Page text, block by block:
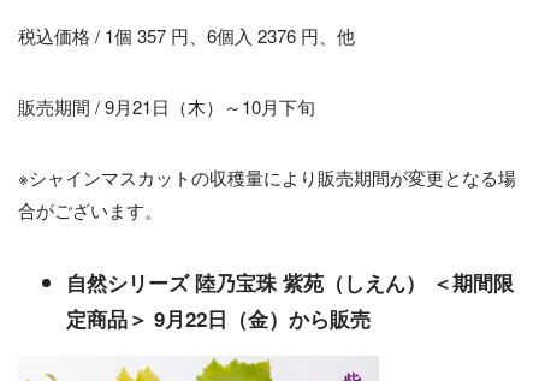
税込価格 / 1個 357 円、6個入 2376 円、他
販売期間 / 9月21日（木）～10月下旬
※シャインマスカットの収穫量により販売期間が変更となる場
合がございます。
自然シリーズ 陸乃宝珠 紫苑（しえん） ＜期間限
定商品＞ 9月22日（金）から販売